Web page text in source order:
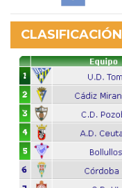
CLASIFICACIÓN